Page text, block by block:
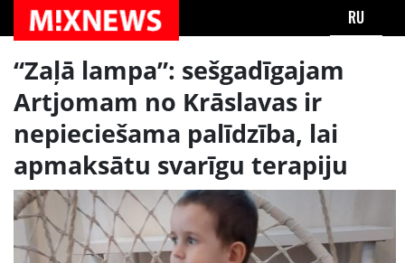
RU
“Zaļā lampa”: sešgadīgajam
Artjomam no Krāslavas ir
nepieciešama palīdzība, lai
apmaksātu svarīgu terapiju